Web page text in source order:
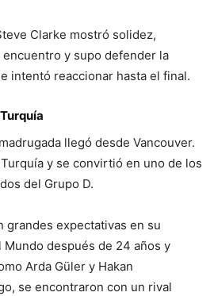
Clarke mostró solidez,
y supo defender la
intentó reaccionar hasta el final.
llegó desde Vancouver.
y se convirtió en uno de los
del Grupo D.
grandes expectativas en su
Mundo después de 24 años y
Arda Güler y Hakan
se encontraron con un rival